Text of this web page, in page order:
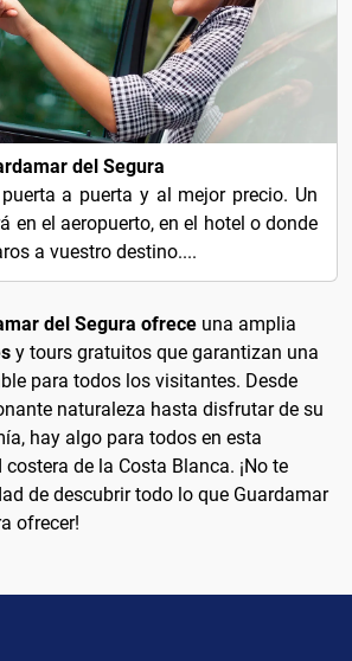
del Segura
a puerta y al mejor precio. Un
en el aeropuerto, en el hotel o donde
a vuestro destino....
del Segura ofrece una amplia
y tours gratuitos que garantizan una
para todos los visitantes. Desde
naturaleza hasta disfrutar de su
hay algo para todos en esta
de la Costa Blanca. ¡No te
de descubrir todo lo que Guardamar
ofrecer!